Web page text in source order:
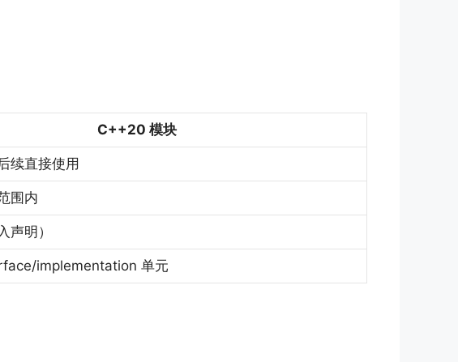
C++20 模块
续直接使用
围内
声明）
implementation 单元